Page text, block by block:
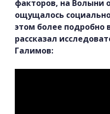
факторов, на Волыни
ощущалось
этом более подробно
рассказал
Галимов: